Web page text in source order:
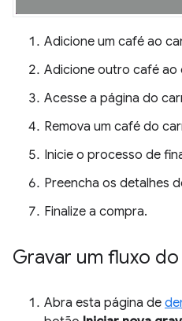
Adicione um café ao
Adicione outro café ao
Acesse a página do
Remova um café do
Inicie o processo de
Preencha os detalhes
Finalize a compra.
Gravar um fluxo
Abra esta página de